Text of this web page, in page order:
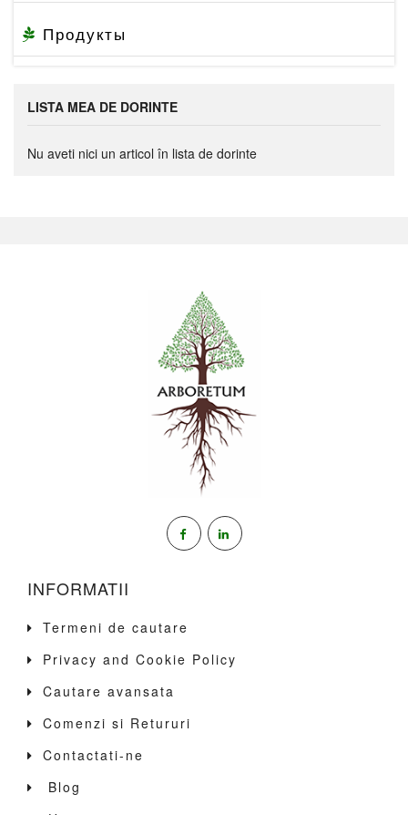
Продукты
LISTA MEA DE DORINTE
Nu aveti nici un articol în lista de dorinte
INFORMATII
Termeni de cautare
Privacy and Cookie Policy
Cautare avansata
Comenzi si Retururi
Contactati-ne
Blog